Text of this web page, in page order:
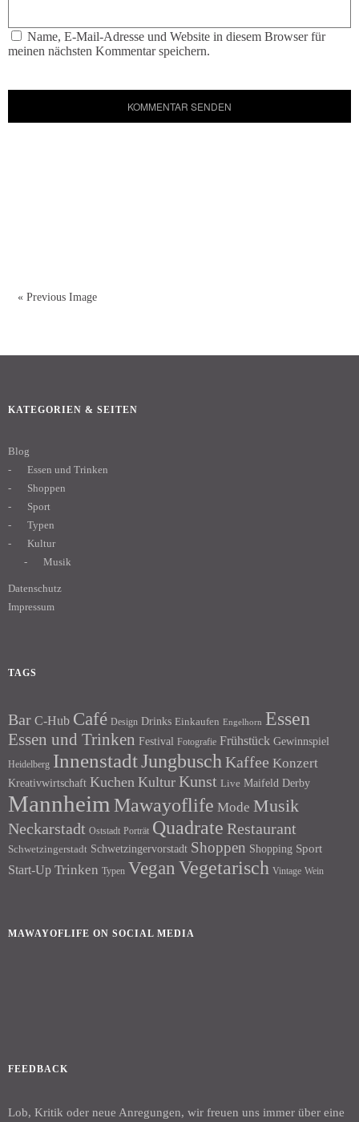
Name, E-Mail-Adresse und Website in diesem Browser für
meinen nächsten Kommentar speichern.
« Previous Image
KATEGORIEN & SEITEN
Blog
Essen und Trinken
Shoppen
Sport
Typen
Kultur
Musik
Datenschutz
Impressum
TAGS
Bar C-Hub Café Design Drinks Einkaufen Engelhorn Essen
Essen und Trinken Festival Fotografie Frühstück Gewinnspiel
Heidelberg InnenstadtJungbusch Kaffee Konzert
Kreativwirtschaft Kuchen Kultur Kunst Live Maifeld Derby
Mannheim Mawayoflife Mode Musik
Neckarstadt Oststadt Porträt Quadrate Restaurant
Schwetzingerstadt Schwetzingervorstadt Shoppen Shopping Sport
Start-Up Trinken Typen Vegan Vegetarisch Vintage Wein
MAWAYOFLIFE ON SOCIAL MEDIA
FEEDBACK
Lob, Kritik oder neue Anregungen, wir freuen uns immer über eine